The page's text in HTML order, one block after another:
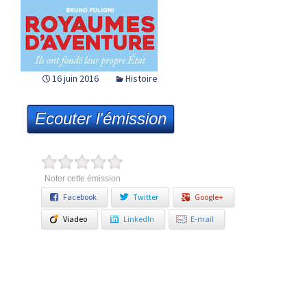
16 juin 2016 Histoire
Ecouter l'émission
Noter cette émission
Facebook Twitter Google+
Viadeo LinkedIn E-mail